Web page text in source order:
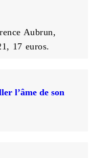
Aubrun,
17 euros.
l’âme de son